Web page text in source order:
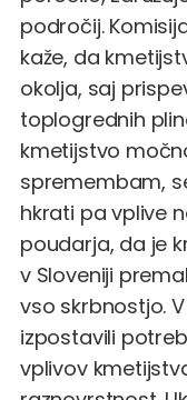
področij.
kaže, da
okolja, saj
toplogrednih
kmetijstvo
spremembam,
hkrati pa vplive
poudarja, da je
v Sloveniji
vso skrbnostjo.
izpostavili
vplivov